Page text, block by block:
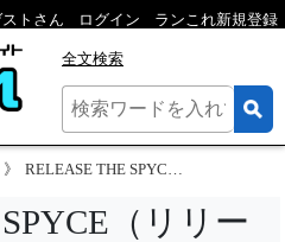
トさん ログイン ランこれ新規登録
全文検索
RELEASE THE SPYCE（リリース ザ スパイス）人気キャラクターランキング
（リリー